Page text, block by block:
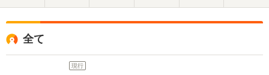
全て
現行